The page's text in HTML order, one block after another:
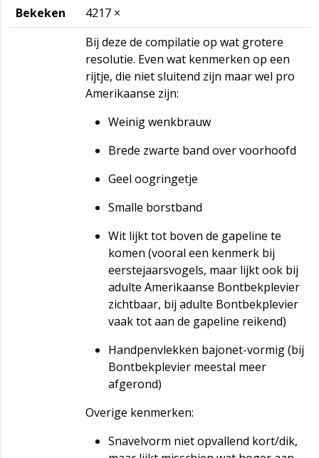
Bekeken
4217 ×
Bij deze de compilatie op wat grotere
resolutie. Even wat kenmerken op een
rijtje, die niet sluitend zijn maar wel pro
Amerikaanse zijn:
Weinig wenkbrauw
Brede zwarte band over voorhoofd
Geel oogringetje
Smalle borstband
Wit lijkt tot boven de gapeline te
komen (vooral een kenmerk bij
eerstejaarsvogels, maar lijkt ook bij
adulte Amerikaanse Bontbekplevier
zichtbaar, bij adulte Bontbekplevier
vaak tot aan de gapeline reikend)
Handpenvlekken bajonet-vormig (bij
Bontbekplevier meestal meer
afgerond)
Overige kenmerken:
Snavelvorm niet opvallend kort/dik,